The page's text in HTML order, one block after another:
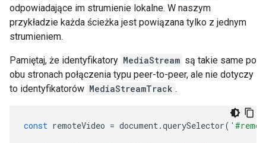
odpowiadające im strumienie lokalne. W naszym
przykładzie każda ścieżka jest powiązana tylko z jednym
strumieniem.
Pamiętaj, że identyfikatory MediaStream są takie same po
obu stronach połączenia typu peer-to-peer, ale nie dotyczy
to identyfikatorów MediaStreamTrack .
const remoteVideo = document.querySelector(